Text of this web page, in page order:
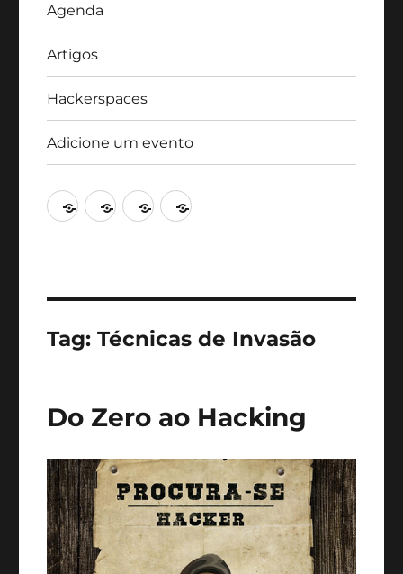
Agenda
Artigos
Hackerspaces
Adicione um evento
Tag:Técnicas de Invasão
Do Zero ao Hacking